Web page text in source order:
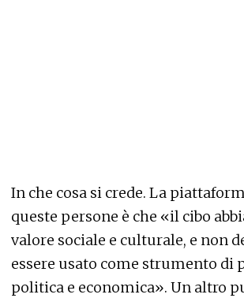
In che cosa si crede. La
queste persone è che «il cibo
valore sociale e culturale, e non
essere usato come strumento di
politica e economica». Un altro